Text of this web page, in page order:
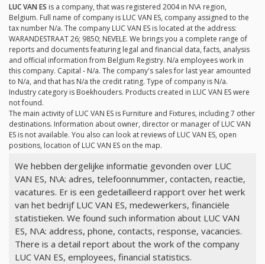
LUC VAN ES is a company, that was registered 2004 in N\A region,
Belgium. Full name of company is LUC VAN ES, company assigned to the
tax number N/a. The company LUC VAN ES is located at the address:
WARANDESTRAAT 26; 9850; NEVELE. We brings you a complete range of
reports and documents featuring legal and financial data, facts, analysis
and official information from Belgium Registry. N/a employees work in
this company. Capital - N/a. The company's sales for last year amounted
to N/a, and that has N/a the credit rating. Type of company is N/a.
Industry category is Boekhouders. Products created in LUC VAN ES were
not found.
The main activity of LUC VAN ES is Furniture and Fixtures, including 7 other
destinations. Information about owner, director or manager of LUC VAN
ES is not available. You also can look at reviews of LUC VAN ES, open
positions, location of LUC VAN ES on the map.
We hebben dergelijke informatie gevonden over LUC
VAN ES, N\A: adres, telefoonnummer, contacten, reactie,
vacatures. Er is een gedetailleerd rapport over het werk
van het bedrijf LUC VAN ES, medewerkers, financiële
statistieken. We found such information about LUC VAN
ES, N\A: address, phone, contacts, response, vacancies.
There is a detail report about the work of the company
LUC VAN ES, employees, financial statistics.